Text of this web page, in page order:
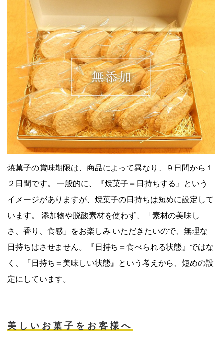
焼菓子の賞味期限は、商品によって異なり、９日間から１
２日間です。 一般的に、『焼菓子＝日持ちする』という
イメージがありますが、焼菓子の日持ちは短めに設定して
います。 添加物や脱酸素材を使わず、「素材の美味し
さ、香り、食感」をお楽しみ いただきたいので、無理な
日持ちはさせません。『日持ち＝食べられる状態』ではな
く、『日持ち＝美味しい状態』という考えから、短めの設
定にしています。
美しいお菓子をお客様へ